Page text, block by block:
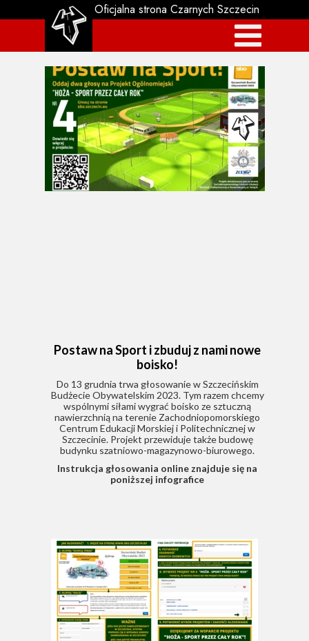
Postaw na Sport i zbuduj z nami nowe
boisko!
Do 13 grudnia trwa głosowanie w Szczecińskim
Budżecie Obywatelskim 2023. Tym razem chcemy
wspólnymi siłami wygrać boisko ze sztuczną
nawierzchnią na terenie Zachodniopomorskiego
Centrum Edukacji Morskiej i Politechnicznej w
Szczecinie. Projekt przewiduje także budowę
budynku szatniowo-magazynowo-biurowego.
Instrukcja głosowania online znajduje się na
poniższej infografice
Oficjalna strona Czarnych Szczecin